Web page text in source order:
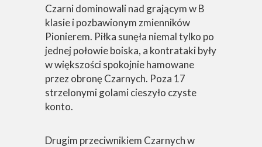
Czarni dominowali nad grającym w B
klasie i pozbawionym zmienników
Pionierem. Piłka sunęła niemal tylko po
jednej połowie boiska, a kontrataki były
w większości spokojnie hamowane
przez obronę Czarnych. Poza 17
strzelonymi golami cieszyło czyste
konto.
Drugim przeciwnikiem Czarnych w